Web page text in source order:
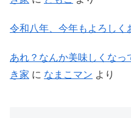
令和八年、今年もよろしく
あれ？なんか美味しくな
き家 に なまこマン より